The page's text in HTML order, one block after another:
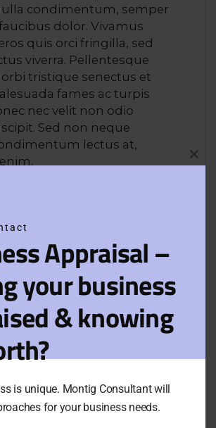
condimentum, semper
dolor. Vivamus
quis orci fringilla, sed
viverra. Pellentesque
tristique senectus et
fames ac turpis
nec velit non odio
Sed non neque
lectus at,
lectus suscipit, et pulvinar
Aliquam erat volutpat.
fringilla diam sed
tempor iaculis massa
In fermentum facilisis
purus viverra.
Close
Appraisal –
your business
& knowing
is unique. Montig Consultant will
for your business needs.